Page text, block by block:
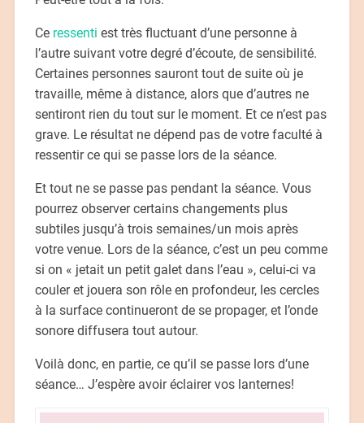
Ce ressenti est très fluctuant d’une personne à
l’autre suivant votre degré d’écoute, de sensibilité.
Certaines personnes sauront tout de suite où je
travaille, même à distance, alors que d’autres ne
sentiront rien du tout sur le moment. Et ce n’est pas
grave. Le résultat ne dépend pas de votre faculté à
ressentir ce qui se passe lors de la séance.
Et tout ne se passe pas pendant la séance. Vous
pourrez observer certains changements plus
subtiles jusqu’à trois semaines/un mois après
votre venue. Lors de la séance, c’est un peu comme
si on « jetait un petit galet dans l’eau », celui-ci va
couler et jouera son rôle en profondeur, les cercles
à la surface continueront de se propager, et l’onde
sonore diffusera tout autour.
Voilà donc, en partie, ce qu’il se passe lors d’une
séance… J’espère avoir éclairer vos lanternes!